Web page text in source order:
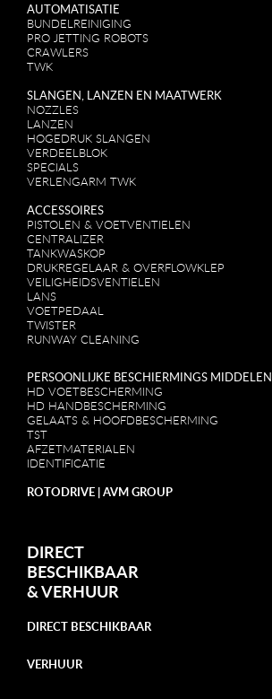
AUTOMATISATIE
BUNDELREINIGING
PRO JETTING ROBOTS
CRAWLERS
TWK
SLANGEN, LANZEN EN MAATWERK
NOZZLES
LANZEN
HOGEDRUK SLANGEN
VERDEELBLOK
SPECIALS
VERLENGARM TWK
ACCESSOIRES
PISTOLEN & VOETVENTIELEN
CENTRALIZER
TANKWASKOP
DRUKREGELAAR & OVERFLOWKLEP
VEILIGHEIDSVENTIELEN
LANS
VOETPEDAAL
TWISTER
RUNWAY CLEANING
PERSOONLIJKE BESCHIERMINGS MIDDELEN
HD VOETBESCHERMING
HD HANDBESCHERMING
GELAATS & HOOFDBESCHERMING
TST
AFZETMATERIALEN
IDENTIFICATIE
ROTODRIVE | AVM GROUP
DIRECT
BESCHIKBAAR
&VERHUUR
DIRECT BESCHIKBAAR
VERHUUR